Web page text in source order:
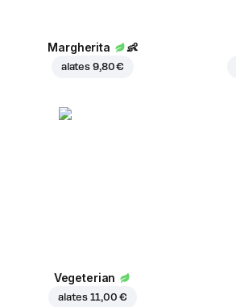
Margherita 👶
alates 9,80 €
Vegeterian
alates 11,00 €